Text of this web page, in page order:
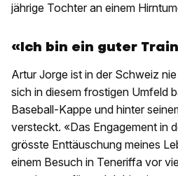
jährige Tochter an einem
«Ich bin ein guter
Artur Jorge ist in der Schweiz
sich in diesem frostigen Umfeld
Baseball-Kappe und hinter
versteckt. «Das Engagement in
grösste Enttäuschung meines
einem Besuch in Teneriffa vor